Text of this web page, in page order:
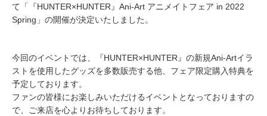
て「『HUNTER×HUNTER』Ani-Art アニメイトフェア in 2022
Spring」の開催が決定いたしました。
今回のイベントでは、『HUNTER×HUNTER』の新規Ani-Artイラ
ストを使用したグッズを多数販売する他、フェア限定購入特典を
予定しております。
ファンの皆様にお楽しみいただけるイベントとなっておりますの
で、ご来店を心よりお待ちしております。